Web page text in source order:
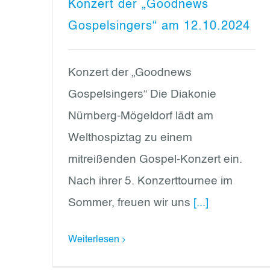
Konzert der „Goodnews
Gospelsingers“ am 12.10.2024
Konzert der „Goodnews
Gospelsingers“ Die Diakonie
Nürnberg-Mögeldorf lädt am
Welthospiztag zu einem
mitreißenden Gospel-Konzert ein.
Nach ihrer 5. Konzerttournee im
Sommer, freuen wir uns [...]
Weiterlesen